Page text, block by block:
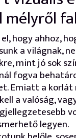
hogy ahhoz,
a világnak,
mint jó sok
fogva
Emiatt a
a valóság,
legyen.